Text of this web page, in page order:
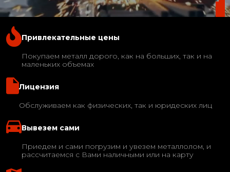
Привлекательные цены
Покупаем металл дорого, как на больших, так и на
маленьких объемах
Лицензия
Обслуживаем как физических, так и юридеских лиц
Вывезем сами
Приедем и сами погрузим и увезем металлолом, и
рассчитаемся с Вами наличными или на карту